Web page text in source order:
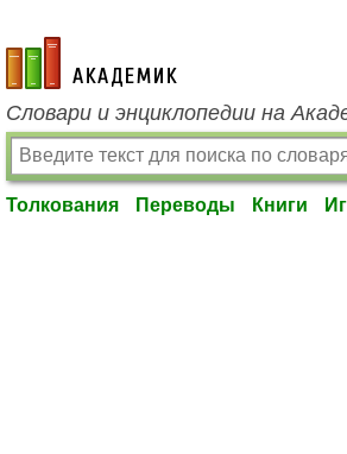
academic.ru
Словари и энциклопедии на
Толкования Переводы Книги